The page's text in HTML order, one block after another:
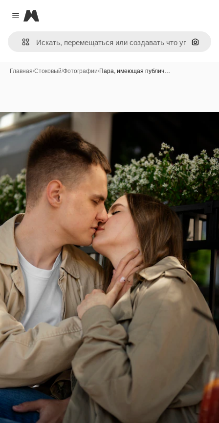
Close menu
Magnific
Поиск
Главная/Стоковый/Фотографии/Пара, имеющая публич…